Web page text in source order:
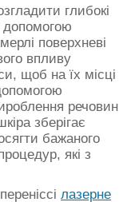
глибокі
допомогою
поверхневі
впливу
щоб на їх місці
речовин
зберігає
бажаного
які з
лазерне